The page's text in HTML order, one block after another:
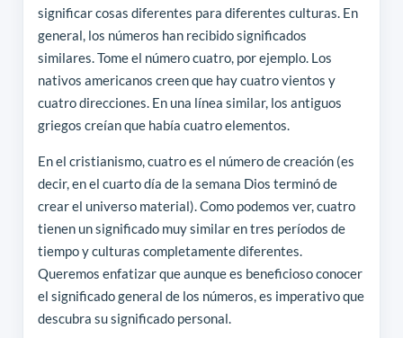
significar cosas diferentes para diferentes culturas. En
general, los números han recibido significados
similares. Tome el número cuatro, por ejemplo. Los
nativos americanos creen que hay cuatro vientos y
cuatro direcciones. En una línea similar, los antiguos
griegos creían que había cuatro elementos.
En el cristianismo, cuatro es el número de creación (es
decir, en el cuarto día de la semana Dios terminó de
crear el universo material). Como podemos ver, cuatro
tienen un significado muy similar en tres períodos de
tiempo y culturas completamente diferentes.
Queremos enfatizar que aunque es beneficioso conocer
el significado general de los números, es imperativo que
descubra su significado personal.